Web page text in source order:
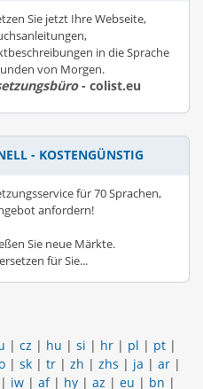
Sie jetzt Ihre Webseite,
in die Sprache
von Morgen.
- colist.eu
- KOSTENGÜNSTIG
für 70 Sprachen,
anfordern!
Sie neue Märkte.
für Sie...
| cz | hu | si | hr | pl | pt |
| sk | tr | zh | zhs | ja | ar |
| iw | af| hy | az | eu | bn |